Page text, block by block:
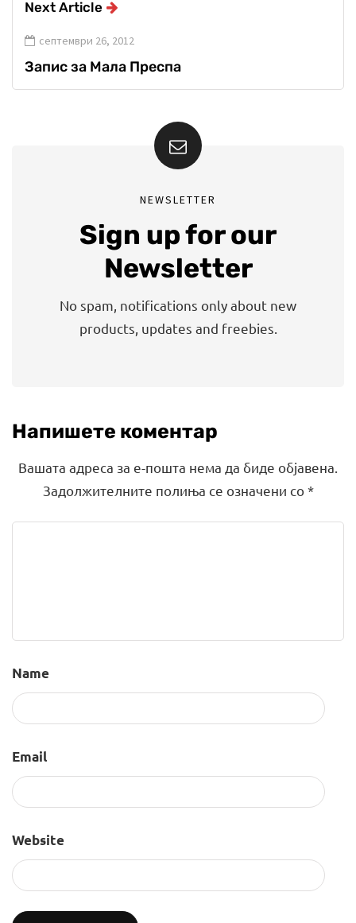
Next Article
септември 26, 2012
Запис за Мала Преспа
NEWSLETTER
Sign up for our
Newsletter
No spam, notifications only about new
products, updates and freebies.
Напишете коментар
Вашата адреса за е-пошта нема да биде објавена.
Задолжителните полиња се означени со*
Name
Email
Website